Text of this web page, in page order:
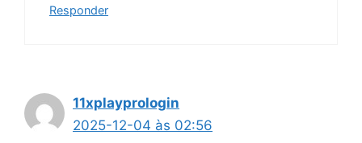
Responder
11xplayprologin
2025-12-04 às 02:56